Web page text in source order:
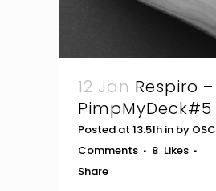
12 Jan Respiro –
PimpMyDeck#5
Posted at 13:51h in by OSC
Comments
8 Likes
Share